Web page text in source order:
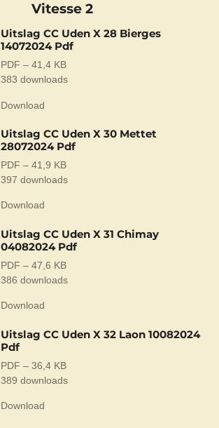
Vitesse 2
Uitslag CC Uden X 28 Bierges
14072024 Pdf
PDF – 41,4 KB
383 downloads
Download
Uitslag CC Uden X 30 Mettet
28072024 Pdf
PDF – 41,9 KB
397 downloads
Download
Uitslag CC Uden X 31 Chimay
04082024 Pdf
PDF – 47,6 KB
386 downloads
Download
Uitslag CC Uden X 32 Laon 10082024
Pdf
PDF – 36,4 KB
389 downloads
Download